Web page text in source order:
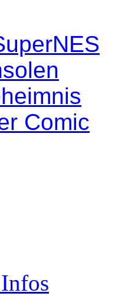
Comic